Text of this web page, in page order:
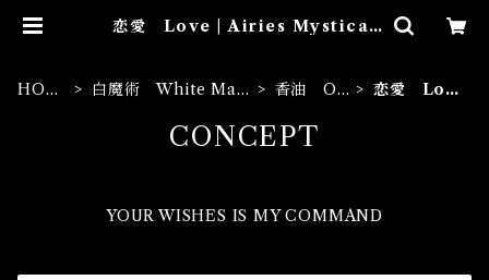
恋愛 Love | Airies Mystical
HOM
白魔術 White Magi
香油 Oil
恋愛 Lov
CONCEPT
YOUR WISHES IS MY COMMAND